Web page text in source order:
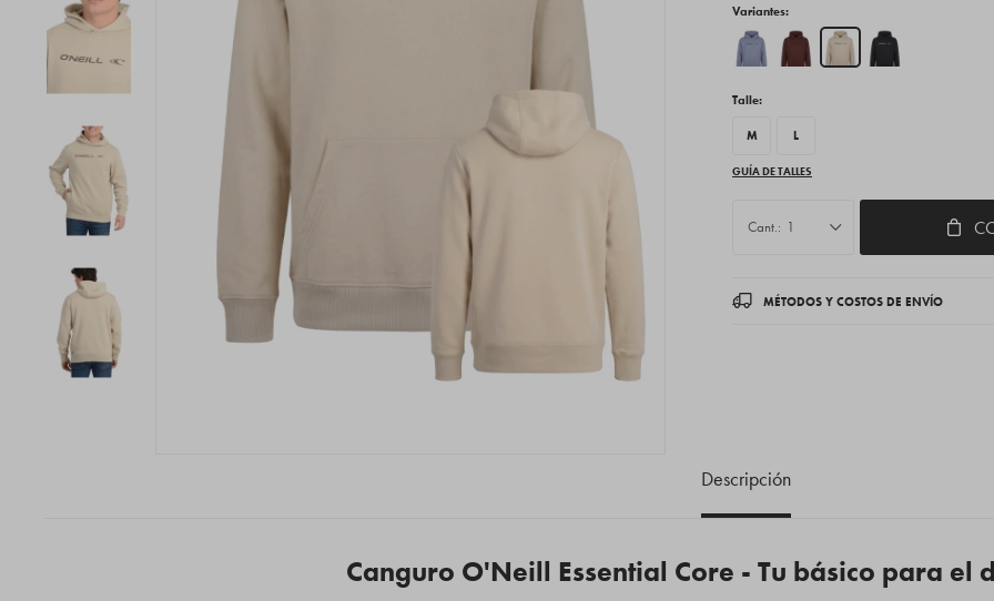
Variantes:
Talle:
M L
GUÍA DE TALLES
1
MÉTODOS Y COSTOS DE ENVÍO
Descripción
Canguro O'Neill Essential Core - Tu básico para el